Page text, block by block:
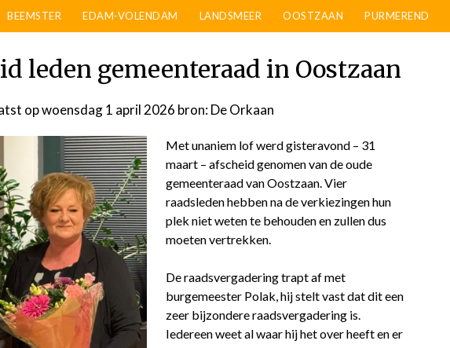
BEEMSTER EDAM-VOLENDAM LANDSMEER OOSTZAAN PURMEREND
leden gemeenteraad in Oostzaan
opwoensdag 1 april 2026 door
bron: De Orkaan
Met unaniem lof werd gisteravond – 31
maart – afscheid genomen van de oude
gemeenteraad van Oostzaan. Vier
raadsleden hebben na de verkiezingen hun
plek niet weten te behouden en zullen dus
moeten vertrekken.
De raadsvergadering trapt af met
burgemeester Polak, hij stelt vast dat dit een
zeer bijzondere raadsvergadering is.
Iedereen weet al waar hij het over heeft en er